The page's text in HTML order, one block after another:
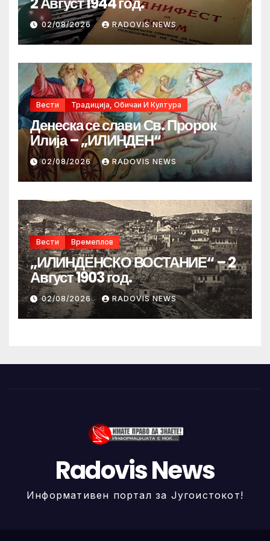
02/08/2026 RADOVIS NEWS
Вести Традиција, Обичаи И Култура
Денеска се слави Св. Пророк
Илија – „ИЛИНДЕН“
02/08/2026 RADOVIS NEWS
Вести Времеплов
„ИЛИНДЕНСКО ВОСТАНИЕ“ – 2
Август 1903 год.
02/08/2026 RADOVIS NEWS
Radovis News
Информативен портал за Југоистокот!